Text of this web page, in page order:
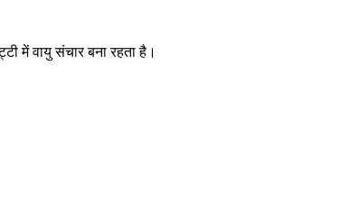
में वायु संचार बना रहता है।